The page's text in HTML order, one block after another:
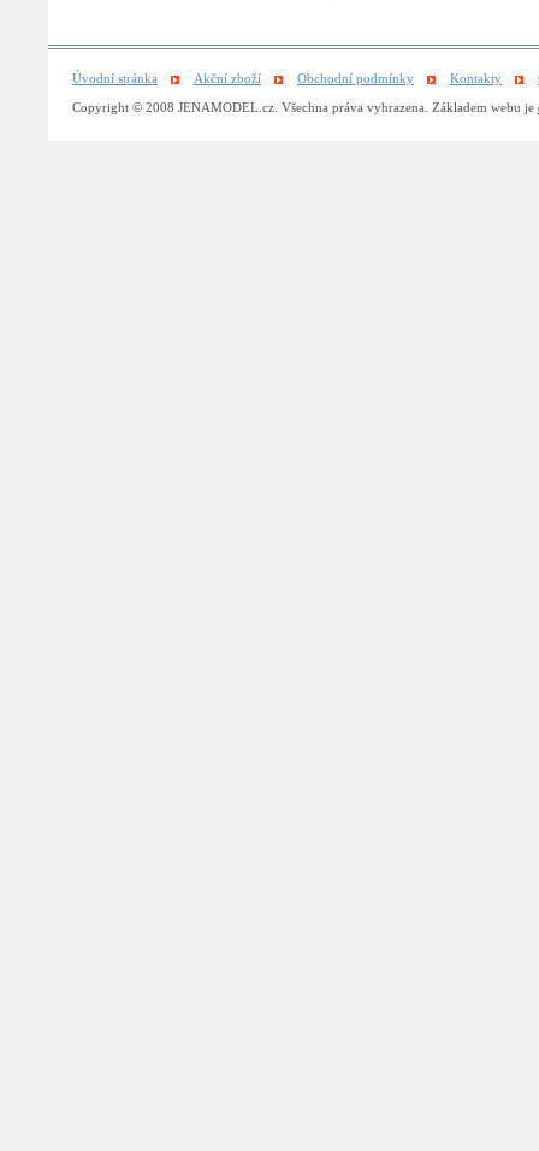
Úvodní stránka Akční zboží Obchodní podmínky Kontakty
Copyright © 2008 JENAMODEL.cz. Všechna práva vyhrazena. Základem webu je